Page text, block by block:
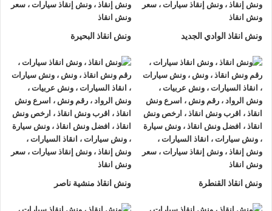
أذا كنت تبحث عن ونش انقاذ سيارات في دمنهور اتصل بنا الان
علي 01063144040
01093018585
–
01120018852 ونش انقاذ الوادي الجديد ونش انقاذ البحيرة
ونش انقاذ القنطرة ونش انقاذ منشية ناصر